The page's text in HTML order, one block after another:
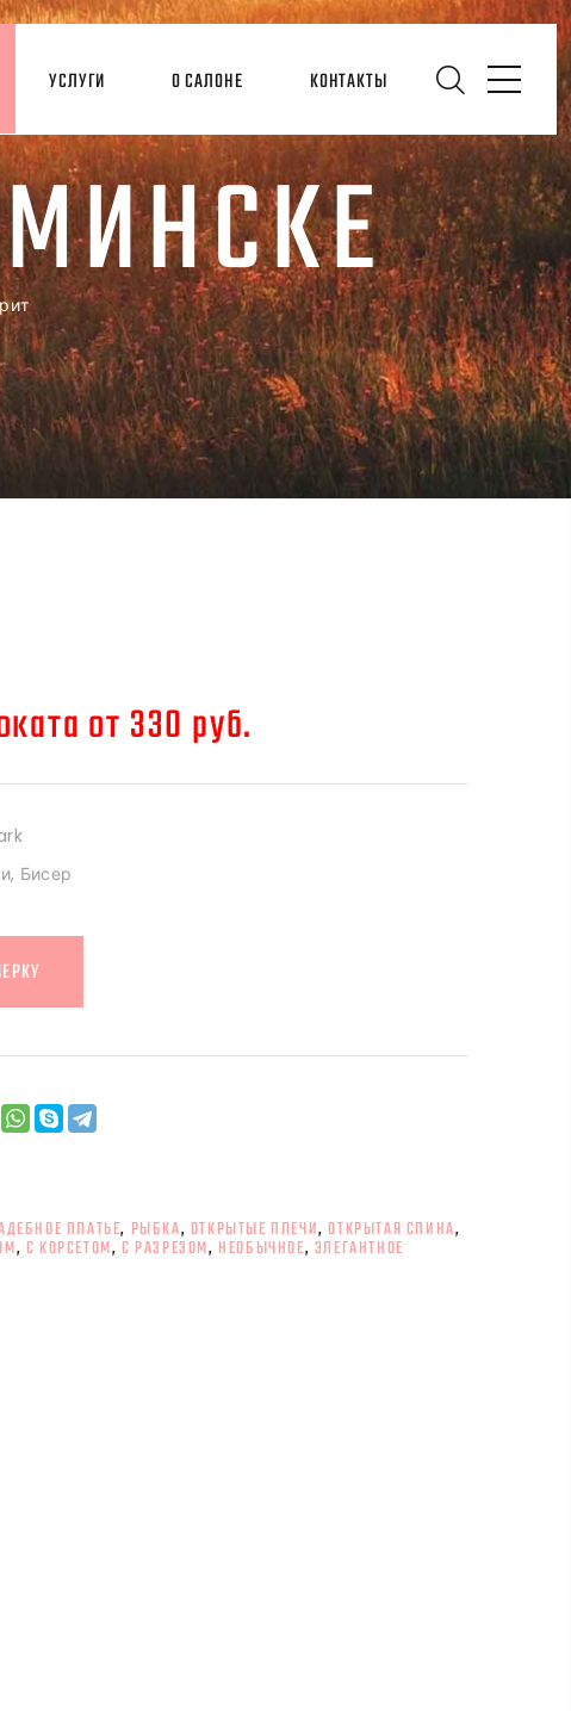
УСЛУГИ О САЛОНЕ КОНТАКТЫ
от 330 руб.
Бисер
ПЛАТЬЕ, РЫБКА, ОТКРЫТЫЕ ПЛЕЧИ,ОТКРЫТАЯ СПИНА,
, С КОРСЕТОМ,С РАЗРЕЗОМ, НЕОБЫЧНОЕ, ЭЛЕГАНТНОЕ